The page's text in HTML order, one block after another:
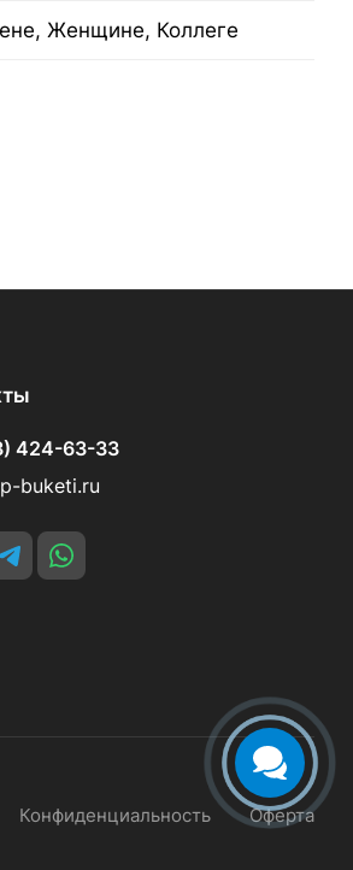
Женщине, Коллеге
424-63-33
buketi.ru
Конфиденциальность Оферта